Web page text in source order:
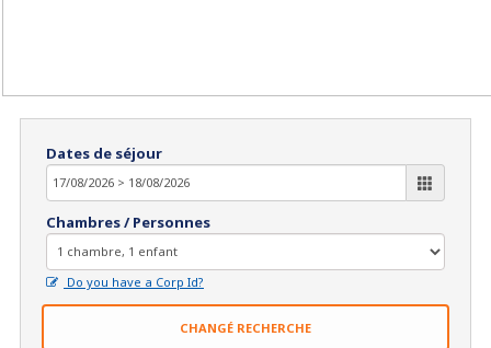
Dates de séjour
Chambres / Personnes
Do you have a Corp Id?
CHANGÉ RECHERCHE